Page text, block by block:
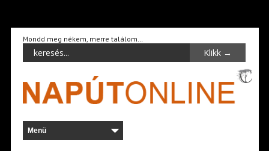
Mondd meg nékem, merre találom…